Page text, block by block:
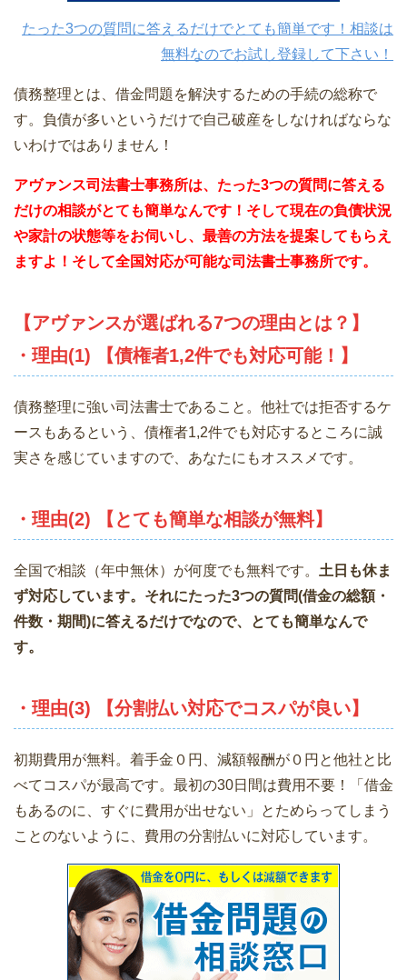
たった3つの質問に答えるだけでとても簡単です！相談は
無料なのでお試し登録して下さい！
債務整理とは、借金問題を解決するための手続の総称で
す。負債が多いというだけで自己破産をしなければならな
いわけではありません！
アヴァンス司法書士事務所は、 たった3つの質問に答える
だけの相談がとても簡単なんです！そして現在の負債状況
や家計の状態等をお伺いし、最善の方法を提案してもらえ
ますよ！そして全国対応が可能な司法書士事務所です。
【アヴァンスが選ばれる7つの理由とは？】
・理由(1) 【債権者1,2件でも対応可能！】
債務整理に強い司法書士であること。他社では拒否するケ
ースもあるという、債権者1,2件でも対応するところに誠
実さを感じていますので、あなたにもオススメです。
・理由(2) 【とても簡単な相談が無料】
全国で相談（年中無休）が何度でも無料です。 土日も休ま
ず対応しています。それにたった3つの質問(借金の総額・
件数・期間)に答えるだけでなので、とても簡単なんで
す。
・理由(3) 【分割払い対応でコスパが良い】
初期費用が無料。着手金０円、減額報酬が０円と他社と比
べてコスパが最高です。最初の30日間は費用不要！「借金
もあるのに、すぐに費用が出せない」とためらってしまう
ことのないように、費用の分割払いに対応しています。